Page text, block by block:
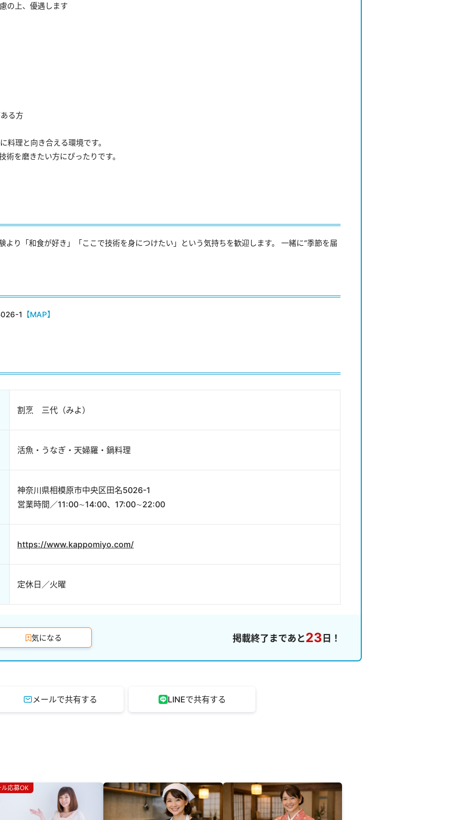
の上、優遇します
る方
料理と向き合える環境です。
術を磨きたい方にぴったりです。
より「和食が好き」「ここで技術を身につけたい」という気持ちを歓迎します。 一緒に“季節を届
1 【MAP】
割烹 三代（みよ）
活魚・うなぎ・天婦羅・鍋料理
神奈川県相模原市中央区田名5026-1
営業時間／11:00∼14:00、17:00∼22:00
https://www.kappomiyo.com/
定休日／火曜
気になる 掲載終了まであと23 日！
メールで共有する LINEで共有する
ル応募OK